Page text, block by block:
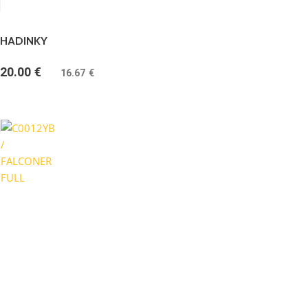
HADINKY
20.00 € 16.67 €